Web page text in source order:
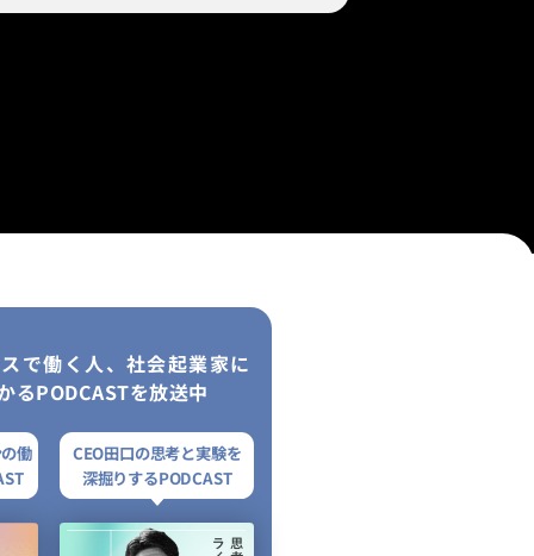
で働く人、社会起業家に
るPODCASTを放送中
働
CEO田口の思考と実験を
深掘りするPODCAST